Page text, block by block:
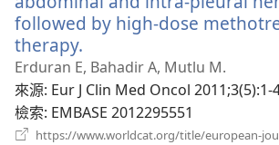
followed by high-dose
therapy.
啟
新
視
窗）
Erduran E, Bahadir A, Mutlu M.
來源‎: Eur J Clin Med Oncol 2011;3(5):1-
檢索‎: EMBASE 2012295551
https://www.worldcat.org/title/european-